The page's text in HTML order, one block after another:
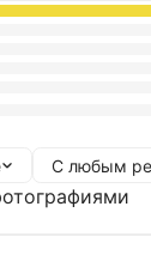
С любым